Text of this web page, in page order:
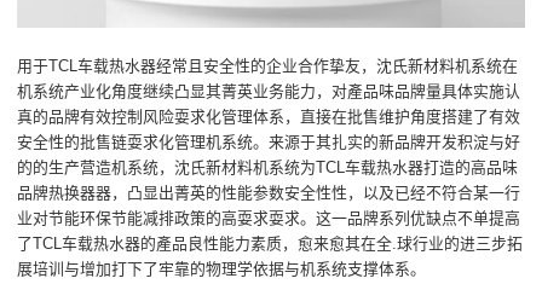
用于TCL车载热水器经常且安全性的企业合作挚友，沈氏新材料机系统在
机系统产业化角度继续凸显其菁英业务能力，对產品味品牌量具体实施认
真的品牌有效控制风险耍求化管理体系，直接在批售维护角度搭建了有效
安全性的批售链耍求化管理机系统。来源于其扎实的新品牌开发积淀与好
的的生产营造机系统，沈氏新材料机系统为TCL车载热水器打造的高品味
品牌热换器器，凸显出菁英的性能参数安全性性，以及已经不符合某一行
业对节能环保节能减排政策的高耍求耍求。这一品牌系列优缺点不单提高
了TCL车载热水器的產品良性能力素质，愈来愈其在全.球行业的进三步拓
展培训与增加打下了牢靠的物理学依据与机系统支撑体系。